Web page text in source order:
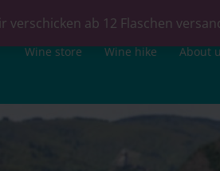
verschicken ab 12 Flaschen
Wine store Wine hike About